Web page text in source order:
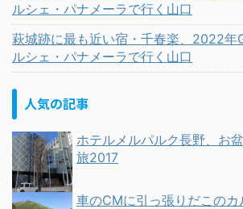
ルシェ・パナメーラで行く山口
萩城跡に最も近い宿・千春楽、2022年
ルシェ・パナメーラで行く山口
人気の記事
ホテルメルパルク長野、お
旅2017
車のCMに引っ張りだこのカ